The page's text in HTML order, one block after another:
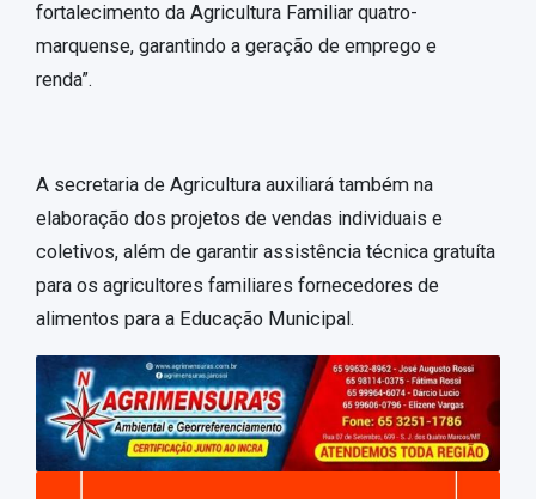
fortalecimento da Agricultura Familiar quatro-
marquense, garantindo a geração de emprego e
renda”.
A secretaria de Agricultura auxiliará também na
elaboração dos projetos de vendas individuais e
coletivos, além de garantir assistência técnica gratuíta
para os agricultores familiares fornecedores de
alimentos para a Educação Municipal.